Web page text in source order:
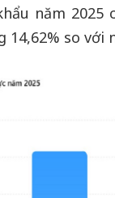
năm 2025
14,62% so với